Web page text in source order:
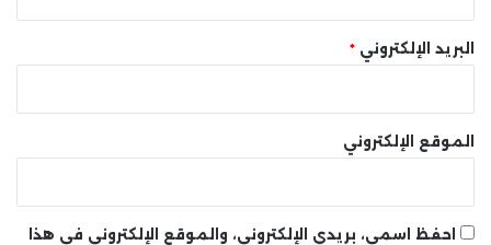
البريد الإلكتروني *
الموقع الإلكتروني
احفظ اسمي، بريدي الإلكتروني، والموقع الإلكتروني في هذا